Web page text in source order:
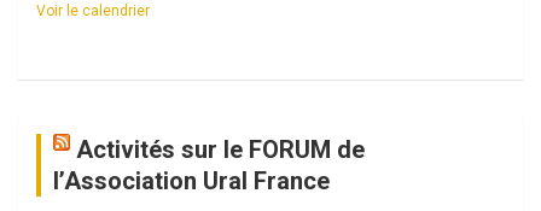
Voir le calendrier
Activités sur le FORUM de
l’Association Ural France